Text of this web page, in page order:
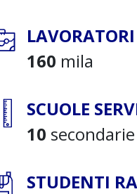
160 mila
SCUOLE
10
STUDENTI